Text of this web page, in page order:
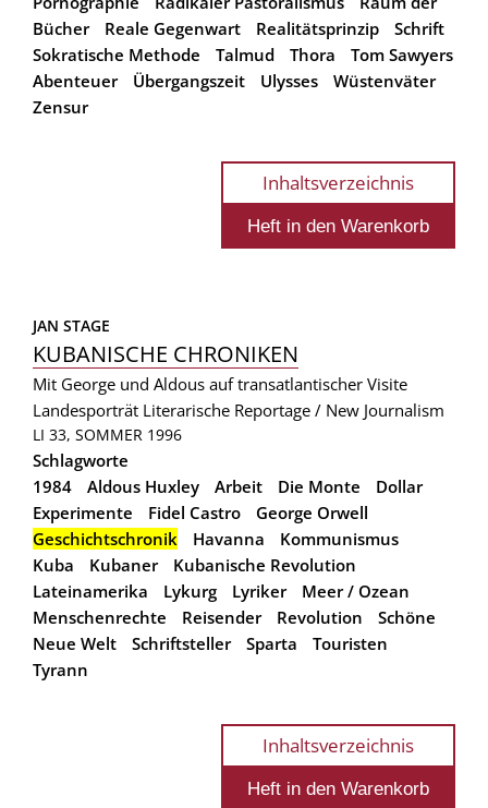
Bücher
Reale Gegenwart Realitätsprinzip
Schrift
Sokratische Methode
Talmud Thora
Tom Sawyers
Abenteuer
Übergangszeit Ulysses
Wüstenväter
Zensur
Inhaltsverzeichnis
JAN STAGE
KUBANISCHE CHRONIKEN
Mit George und Aldous auf transatlantischer Visite
Landesporträt Literarische Reportage / New Journalism
LI 33, SOMMER 1996
Schlagworte
1984
Aldous Huxley Arbeit Die Monte
Dollar
Experimente
Fidel Castro
George Orwell
Geschichtschronik
Havanna
Kommunismus
Kuba
Kubaner
Kubanische Revolution
Lateinamerika
Lykurg Lyriker
Meer / Ozean
Menschenrechte
Reisender Revolution
Schöne
Neue Welt
Schriftsteller Sparta
Touristen
Tyrann
Inhaltsverzeichnis